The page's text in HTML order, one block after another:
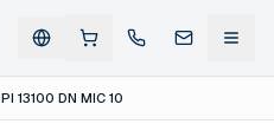
PI 13100 DN MIC 10